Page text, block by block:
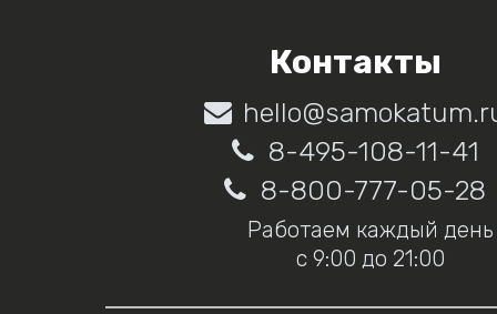
Контакты
8-495-108-11-41
8-800-777-05-28
Работаем каждый день
с 9:00 до 21:00